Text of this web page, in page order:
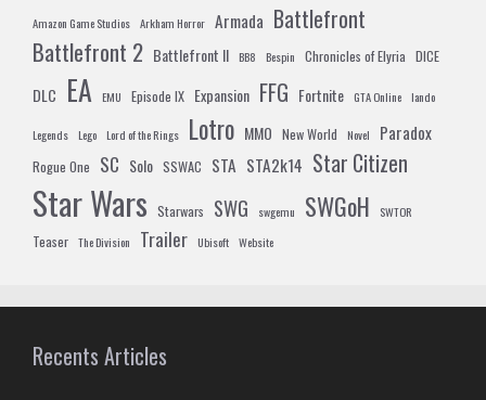
Amazon Game Studios Arkham Horror Armada Battlefront
Battlefront 2 Battlefront II BB8 Bespin Chronicles of Elyria DICE
DLC EA EMU Episode IX Expansion FFG Fortnite GTA Online lando
Legends Lego Lord of the Rings Lotro MMO New World Novel Paradox
Rogue One SC Solo SSWAC STA STA2k14 Star Citizen
Star Wars Starwars SWG swgemu SWGoH SWTOR
Teaser The Division Trailer Ubisoft Website
Recents Articles